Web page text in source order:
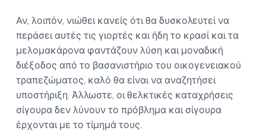
Αν, λοιπόν, νιώθει κανείς ότι θα δυσκολευτεί να
περάσει αυτές τις γιορτές και ήδη το κρασί και τα
μελομακάρονα φαντάζουν λύση και μοναδική
διέξοδος από το βασανιστήριο του οικογενειακού
τραπεζώματος, καλό θα είναι να αναζητήσει
υποστήριξη. Άλλωστε, οι θελκτικές καταχρήσεις
σίγουρα δεν λύνουν το πρόβλημα και σίγουρα
έρχονται με το τίμημά τους.